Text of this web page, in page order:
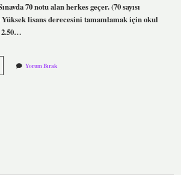
70 notu alan herkes geçer. (70 sayısı
lisans derecesini tamamlamak için okul
2.50…
Yorum Bırak